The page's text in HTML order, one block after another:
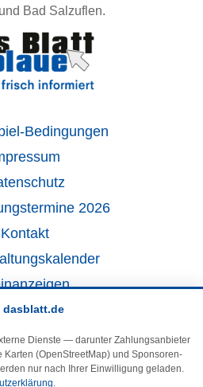
Bad Salzuflen.
Bedingungen
2026
Kontakt
Sie uns!
dasblatt.de
Dienste — darunter Zahlungsanbieter
Karten (OpenStreetMap) und Sponsoren-
nur nach Ihrer Einwilligung geladen.
.